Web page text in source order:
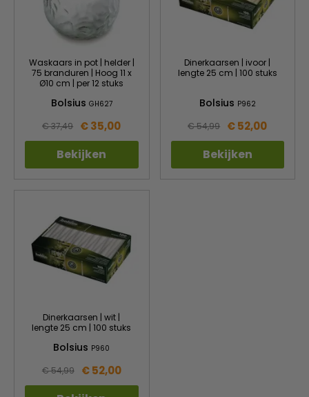
Waskaars in pot | helder |
75 branduren | Hoog 11 x
Ø10 cm | per 12 stuks
Bolsius GH627
€ 37,49 € 35,00
Bekijken
Dinerkaarsen | ivoor |
lengte 25 cm | 100 stuks
Bolsius P962
€ 54,99 € 52,00
Bekijken
Dinerkaarsen | wit |
lengte 25 cm | 100 stuks
Bolsius P960
€ 54,99 € 52,00